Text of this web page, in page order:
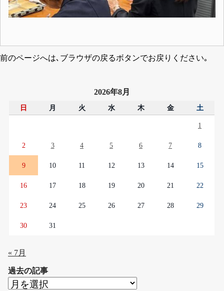
前のページへは､ブラウザの戻るボタンでお戻りください｡
2026年8月
日 月 火 水 木 金 土
1
2 3 4 5 6 7 8
9 10 11 12 13 14 15
16 17 18 19 20 21 22
23 24 25 26 27 28 29
30 31
« 7月
過去の記事
過